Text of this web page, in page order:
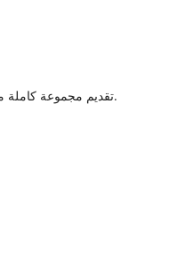
4. تقديم مجموعة كاملة من عملية الإنتاج وخدمة نقل التكنولوجيا.